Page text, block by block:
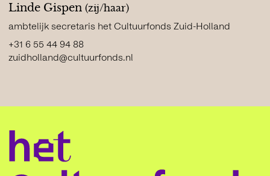
Linde Gispen (zij/haar)
ambtelijk secretaris het Cultuurfonds Zuid-Holland
+31 6 55 44 94 88
zuidholland@cultuurfonds.nl